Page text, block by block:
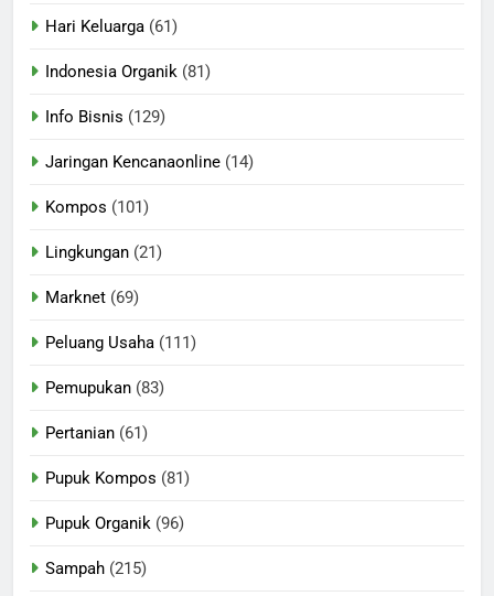
Hari Keluarga (61)
Indonesia Organik (81)
Info Bisnis (129)
Jaringan Kencanaonline (14)
Kompos (101)
Lingkungan (21)
Marknet (69)
Peluang Usaha (111)
Pemupukan (83)
Pertanian (61)
Pupuk Kompos (81)
Pupuk Organik (96)
Sampah (215)